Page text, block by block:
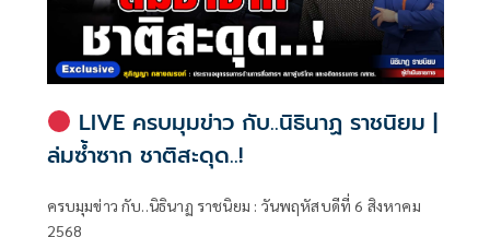
LIVE ครบมุมข่าว กับ..นิธินาฏ ราชนิยม |
ล่มซ้ำซาก ชาติสะดุด..!
ครบมุมข่าว กับ..นิธินาฏ ราชนิยม : วันพฤหัสบดีที่ 6 สิงหาคม
2568